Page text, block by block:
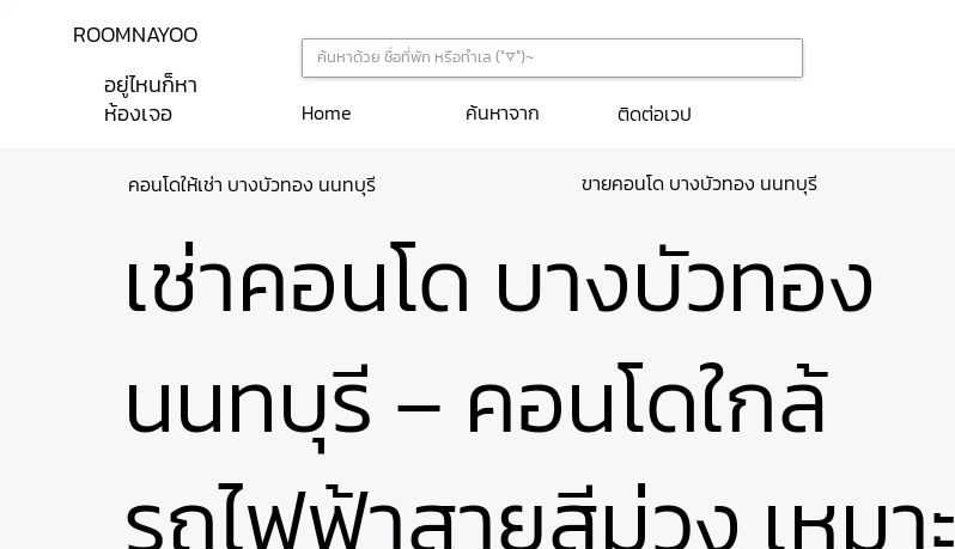
ติดต่อเวป
Home ค้นหาจาก
ROOMNAYOO
อยู่ไหนก็หา
ห้องเจอ
คอนโดให้เช่า บางบัวทอง นนทบุรี ขายคอนโด บางบัวทอง นนทบุรี
เช่าคอนโด บางบัวทอง
นนทบุรี – คอนโดใกล้
รถไฟฟ้าสายสีม่วง เหมาะ